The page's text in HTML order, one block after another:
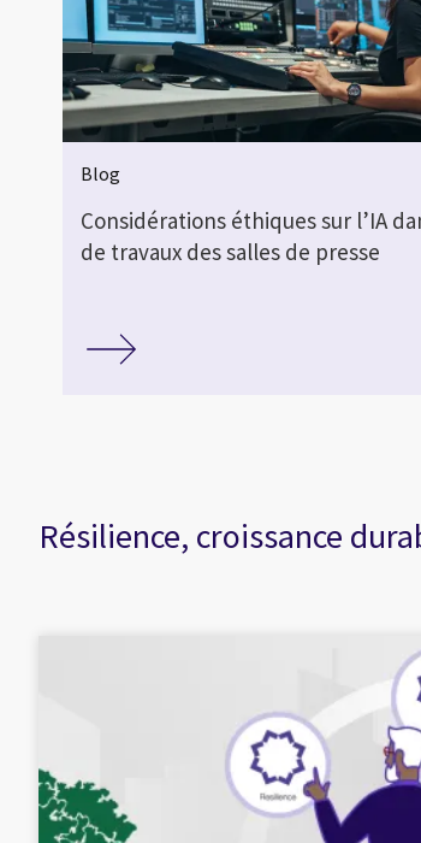
Blog
Considérations éthiques sur l’IA
de travaux des salles de presse
Résilience, croissance